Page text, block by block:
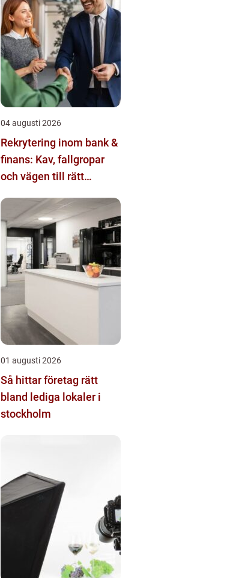
04 augusti 2026
Rekrytering inom bank &
finans: Kav, fallgropar
och vägen till rätt
01 augusti 2026
Så hittar företag rätt
bland lediga lokaler i
stockholm